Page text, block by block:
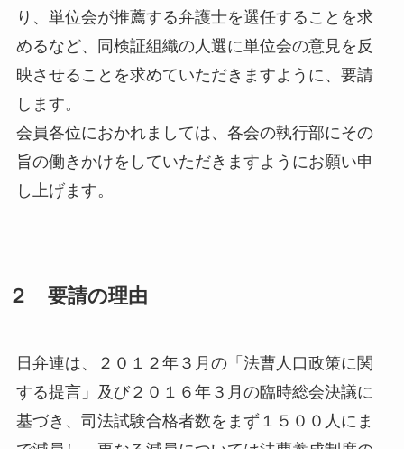
り、単位会が推薦する弁護士を選任することを求
めるなど、同検証組織の人選に単位会の意見を反
映させることを求めていただきますように、要請
します。
会員各位におかれましては、各会の執行部にその
旨の働きかけをしていただきますようにお願い申
し上げます。
２ 要請の理由
日弁連は、２０１２年３月の「法曹人口政策に関
する提言」及び２０１６年３月の臨時総会決議に
基づき、司法試験合格者数をまず１５００人にま